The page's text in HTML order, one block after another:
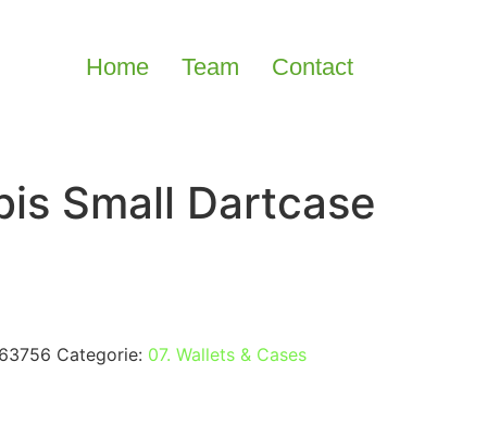
Home Team Contact
Small Dartcase
Categorie: 07. Wallets & Cases